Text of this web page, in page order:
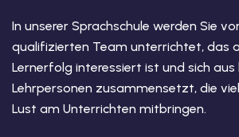
In unserer Sprachschule werden Sie
qualifizierten Team unterrichtet, das
Lernerfolg interessiert ist und sich
Lehrpersonen zusammensetzt, die
Lust am Unterrichten mitbringen.